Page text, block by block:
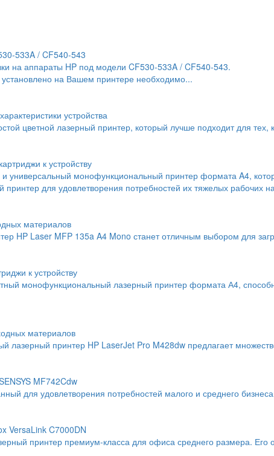
533A / CF540-543
на аппараты HP под модели CF530-533A / CF540-543.
на Вашем принтере необходимо...
устройства
цветной лазерный принтер, который лучше подходит для тех,
к устройству
универсальный монофункциональный принтер формата A4,
для удовлетворения потребностей их тяжелых рабочих
материалов
HP Laser MFP 135a A4 Mono станет отличным выбором для
к устройству
монофункциональный лазерный принтер формата А4,
материалов
лазерный принтер HP LaserJet Pro M428dw предлагает
MF742Cdw
для удовлетворения потребностей малого и среднего
VersaLink C7000DN
принтер премиум-класса для офиса среднего размера.